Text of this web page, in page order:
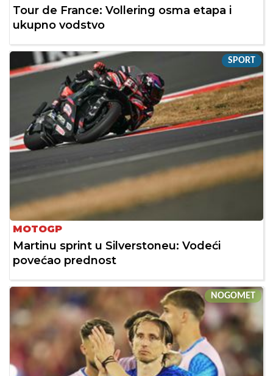
Tour de France: Vollering osma etapa i
ukupno vodstvo
SPORT
MOTOGP
Martinu sprint u Silverstoneu: Vodeći
povećao prednost
NOGOMET